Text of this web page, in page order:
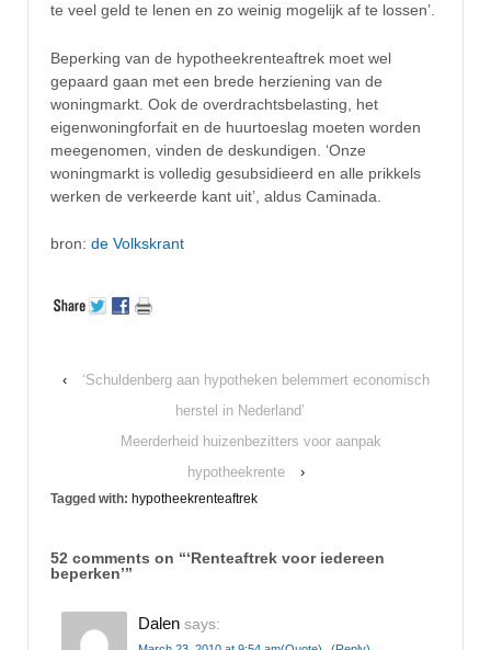
te veel geld te lenen en zo weinig mogelijk af te lossen’.
Beperking van de hypotheekrenteaftrek moet wel
gepaard gaan met een brede herziening van de
woningmarkt. Ook de overdrachtsbelasting, het
eigenwoningforfait en de huurtoeslag moeten worden
meegenomen, vinden de deskundigen. ‘Onze
woningmarkt is volledig gesubsidieerd en alle prikkels
werken de verkeerde kant uit’, aldus Caminada.
bron: de Volkskrant
‹
‘Schuldenberg aan hypotheken belemmert economisch
herstel in Nederland’
Meerderheid huizenbezitters voor aanpak
hypotheekrente
›
Tagged with: hypotheekrenteaftrek
52 comments on “‘Renteaftrek voor iedereen
beperken’”
Dalen says: